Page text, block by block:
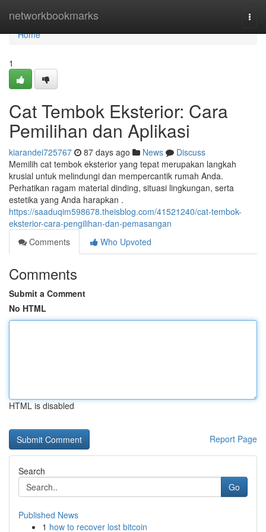
networkbookmarks
Home
Home
1
Cat Tembok Eksterior: Cara
Pemilihan dan Aplikasi
kiarandei725767 87 days ago News
Discuss
Memilih cat tembok eksterior yang tepat merupakan langkah
krusial untuk melindungi dan mempercantik rumah Anda.
Perhatikan ragam material dinding, situasi lingkungan, serta
estetika yang Anda harapkan .
https://saaduqim598678.theisblog.com/41521240/cat-tembok-
eksterior-cara-pengilihan-dan-pemasangan
Comments
Who Upvoted
Comments
Submit a Comment
No HTML
HTML is disabled
Report Page
Search
Go
Published News
1 how to recover lost bitcoin